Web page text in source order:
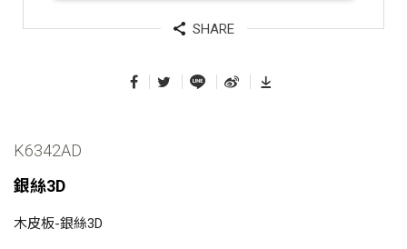
SHARE
K6342AD
銀絲3D
木皮板-銀絲3D